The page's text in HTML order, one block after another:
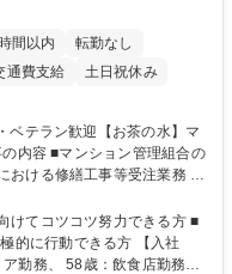
間以内
転勤なし
通費支給 土日祝休み
おける修繕工事等受注業務 ■
者が多数活躍しています
で平均約100万円/年（昨年度
月 ★親会社である株式会社合
の高いサービスと適性価格を
てコツコツ努力できる方 ■
飲食店勤務